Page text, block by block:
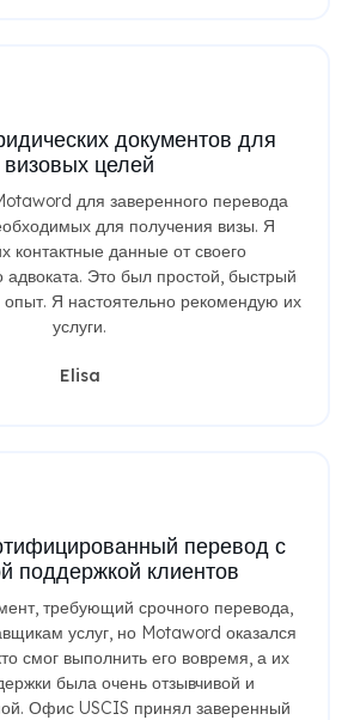
документов для
визовых целей
для заверенного перевода
для получения визы. Я
контактные данные от своего
адвоката. Это был простой, быстрый
Я настоятельно рекомендую их
услуги.
Elisa
перевод с
поддержкой клиентов
требующий срочного перевода,
услуг, но Motaword оказался
смог выполнить его вовремя, а их
была очень отзывчивой и
Офис USCIS принял заверенный